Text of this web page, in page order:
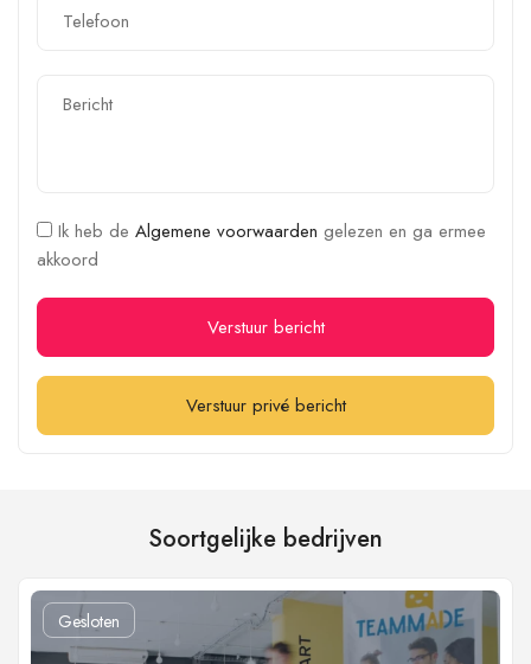
Ik heb de Algemene voorwaarden gelezen en ga ermee
akkoord
Verstuur bericht
Verstuur privé bericht
Soortgelijke bedrijven
Gesloten